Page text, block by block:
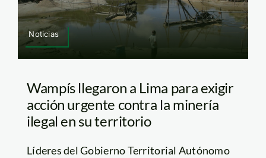
Noticias
Wampís llegaron a Lima para exigir
acción urgente contra la minería
ilegal en su territorio
Líderes del Gobierno Territorial Autónomo